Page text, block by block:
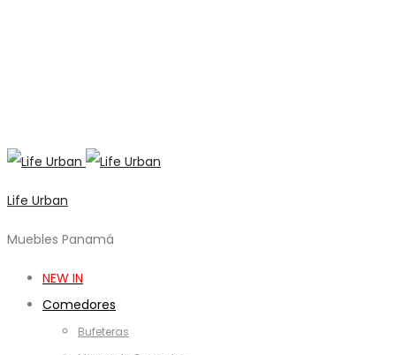
Life Urban
Muebles Panamá
NEW IN
Comedores
Bufeteras